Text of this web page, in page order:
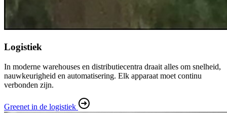
Logistiek
In moderne warehouses en distributiecentra draait alles om snelheid,
nauwkeurigheid en automatisering. Elk apparaat moet continu
verbonden zijn.
Greenet in de logistiek